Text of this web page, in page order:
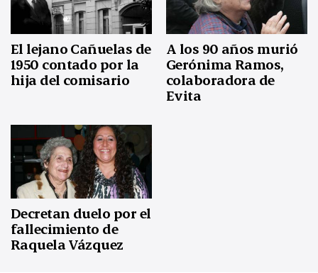
El lejano Cañuelas de
1950 contado por la
hija del comisario
A los 90 años murió
Gerónima Ramos,
colaboradora de
Evita
Decretan duelo por el
fallecimiento de
Raquela Vázquez